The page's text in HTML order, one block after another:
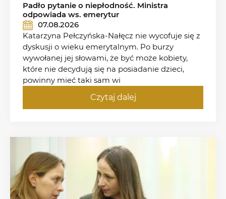
Padło pytanie o niepłodność. Ministra
odpowiada ws. emerytur
07.08.2026
Katarzyna Pełczyńska-Nałęcz nie wycofuje się z
dyskusji o wieku emerytalnym. Po burzy
wywołanej jej słowami, że być może kobiety,
które nie decydują się na posiadanie dzieci,
powinny mieć taki sam wi
Czytaj dalej